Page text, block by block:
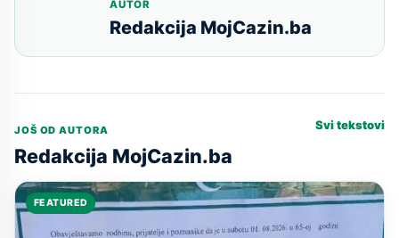
AUTOR
Redakcija MojCazin.ba
JOŠ OD AUTORA
Redakcija MojCazin.ba
Svi tekstovi
FEATURED